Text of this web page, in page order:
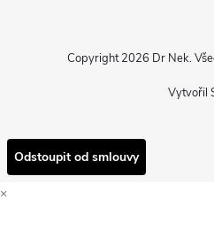
Vytvořil
Copyright 2026 Dr Nek.
Odstoupit od smlouvy
×